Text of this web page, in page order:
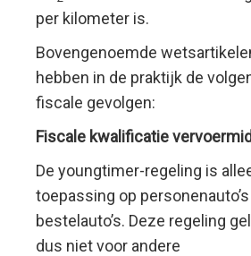
per kilometer is.
Bovengenoemde
hebben in de praktijk de
fiscale gevolgen:
Fiscale kwalificatie
De youngtimer-regeling is
toepassing op
bestelauto’s. Deze regeling
dus niet voor andere